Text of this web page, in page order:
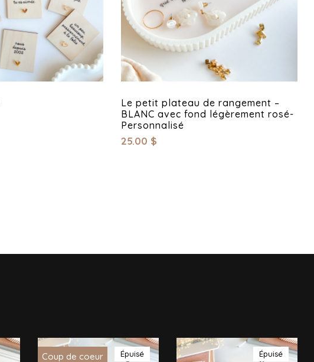
Le petit plateau de rangement –
BLANC avec fond légèrement rosé-
Personnalisé
25.00 $
Coup de coeur Épuisé Épuisé